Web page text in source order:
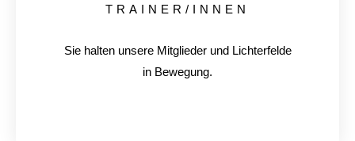
TRAINER/INNEN
Sie halten unsere Mitglieder und Lichterfelde
in Bewegung.